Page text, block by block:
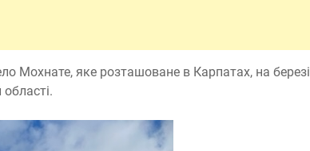
Мохнате, яке розташоване в Карпатах, на березі